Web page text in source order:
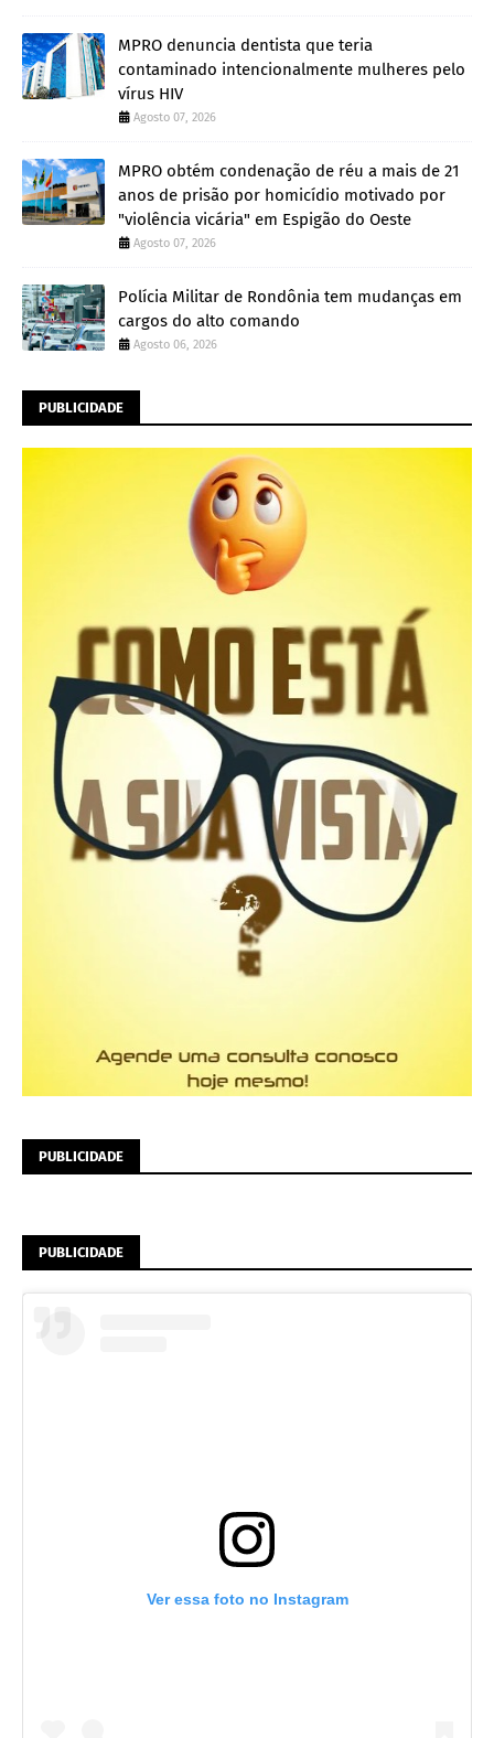
MPRO denuncia dentista que teria
contaminado intencionalmente mulheres pelo
vírus HIV
Agosto 07, 2026
MPRO obtém condenação de réu a mais de 21
anos de prisão por homicídio motivado por
"violência vicária" em Espigão do Oeste
Agosto 07, 2026
Polícia Militar de Rondônia tem mudanças em
cargos do alto comando
Agosto 06, 2026
PUBLICIDADE
PUBLICIDADE
PUBLICIDADE
Ver essa foto no Instagram